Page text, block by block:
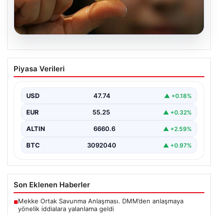
06.08.2026
22 Mayıs 2026 Güncel Altın Fiyatları ve
Analizi
hareketlilik yatırımcıların ve ilgili piyasa uzmanlarının
en…
Piyasa Verileri
USD 47.74 ▲ +0.18%
EUR 55.25 ▲ +0.32%
ALTIN 6660.6 ▲ +2.59%
BTC 3092040 ▲ +0.97%
Son Eklenen Haberler
■Mekke Ortak Savunma Anlaşması. DMM’den anlaşmaya
yönelik iddialara yalanlama geldi